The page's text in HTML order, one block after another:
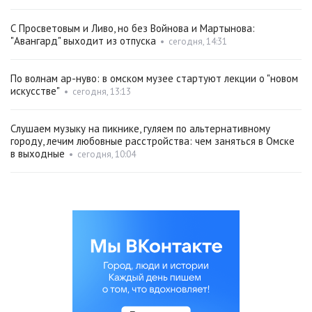
С Просветовым и Ливо, но без Войнова и Мартынова:
"Авангард" выходит из отпуска • сегодня, 14:31
По волнам ар-нуво: в омском музее стартуют лекции о "новом
искусстве" • сегодня, 13:13
Слушаем музыку на пикнике, гуляем по альтернативному
городу, лечим любовные расстройства: чем заняться в Омске
в выходные • сегодня, 10:04